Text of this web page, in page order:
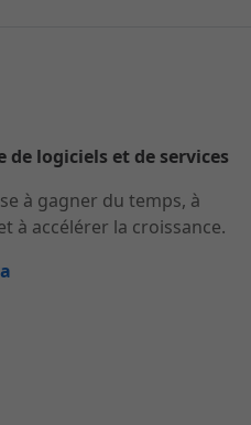
de logiciels et de services
à gagner du temps, à
à accélérer la croissance.